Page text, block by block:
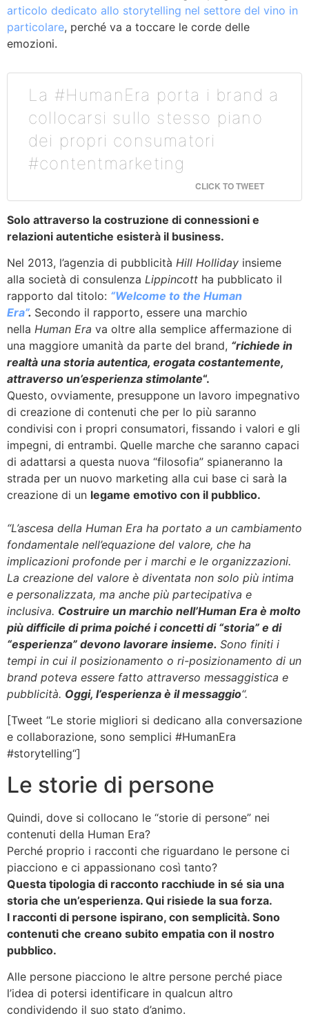
articolo dedicato allo storytelling nel settore del vino in
particolare, perché va a toccare le corde delle
emozioni.
La #HumanEra porta i brand a
collocarsi sullo stesso piano
dei propri consumatori
#contentmarketing
CLICK TO TWEET
Solo attraverso la costruzione di connessioni e
relazioni autentiche esisterà il business.
Nel 2013, l’agenzia di pubblicità Hill Holliday insieme
alla società di consulenza Lippincott ha pubblicato il
rapporto dal titolo: “Welcome to the Human
Era”. Secondo il rapporto, essere una marchio
nella Human Era va oltre alla semplice affermazione di
una maggiore umanità da parte del brand, “richiede in
realtà una storia autentica, erogata costantemente,
attraverso un’esperienza stimolante“.
Questo, ovviamente, presuppone un lavoro impegnativo
di creazione di contenuti che per lo più saranno
condivisi con i propri consumatori, fissando i valori e gli
impegni, di entrambi. Quelle marche che saranno capaci
di adattarsi a questa nuova “filosofia” spianeranno la
strada per un nuovo marketing alla cui base ci sarà la
creazione di un legame emotivo con il pubblico.
“L’ascesa della Human Era ha portato a un cambiamento
fondamentale nell’equazione del valore, che ha
implicazioni profonde per i marchi e le organizzazioni.
La creazione del valore è diventata non solo più intima
e personalizzata, ma anche più partecipativa e
inclusiva. Costruire un marchio nell’Human Era è molto
più difficile di prima poiché i concetti di “storia” e di
“esperienza” devono lavorare insieme. Sono finiti i
tempi in cui il posizionamento o ri-posizionamento di un
brand poteva essere fatto attraverso messaggistica e
pubblicità. Oggi, l’esperienza è il messaggio“.
[Tweet “Le storie migliori si dedicano alla conversazione
e collaborazione, sono semplici #HumanEra
#storytelling“]
Le storie di persone
Quindi, dove si collocano le “storie di persone” nei
contenuti della Human Era?
Perché proprio i racconti che riguardano le persone ci
piacciono e ci appassionano così tanto?
Questa tipologia di racconto racchiude in sé sia una
storia che un’esperienza. Qui risiede la sua forza.
I racconti di persone ispirano, con semplicità. Sono
contenuti che creano subito empatia con il nostro
pubblico.
Alle persone piacciono le altre persone perché piace
l’idea di potersi identificare in qualcun altro
condividendo il suo stato d’animo.